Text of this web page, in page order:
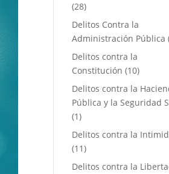
(28)
Delitos Contra la
Administración Pública
Delitos contra la
Constitución (10)
Delitos contra la
Pública y la Seguridad
(1)
Delitos contra la
(11)
Delitos contra la